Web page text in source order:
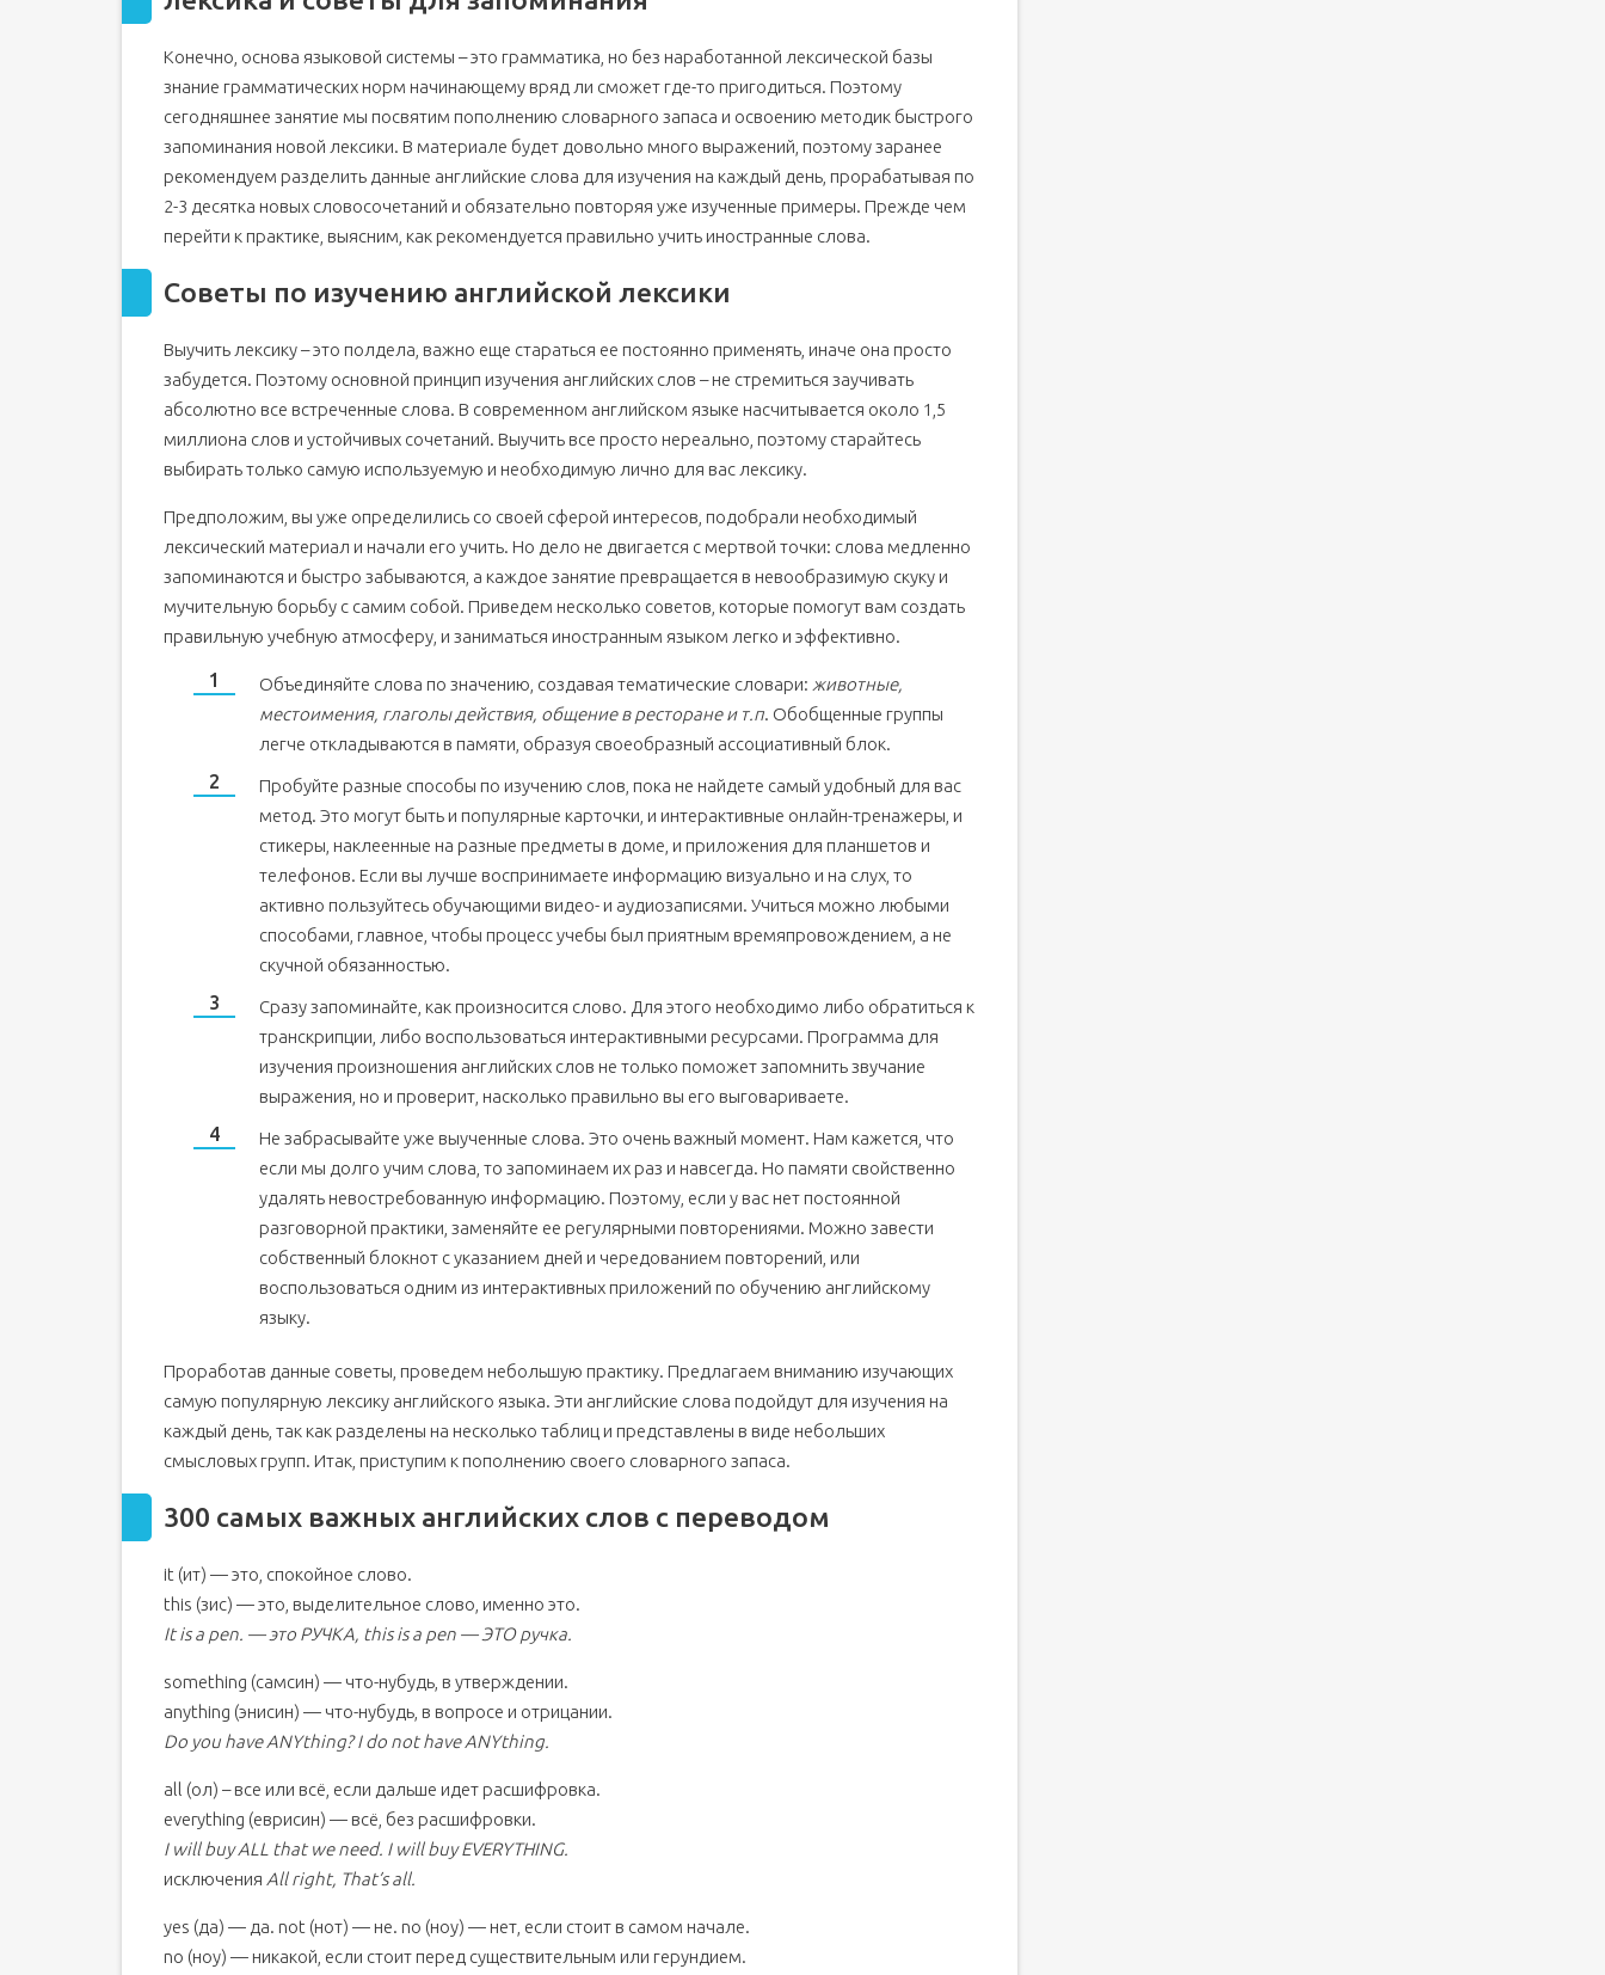
2. Действия и направления — 43 слова
Конечно, основа языковой системы – это грамматика, но без наработанной лексической базы
знание грамматических норм начинающему вряд ли сможет где-то пригодиться. Поэтому
сегодняшнее занятие мы посвятим пополнению словарного запаса и освоению методик быстрого
запоминания новой лексики. В материале будет довольно много выражений, поэтому заранее
рекомендуем разделить данные английские слова для изучения на каждый день, прорабатывая по
2-3 десятка новых словосочетаний и обязательно повторяя уже изученные примеры. Прежде чем
перейти к практике, выясним, как рекомендуется правильно учить иностранные слова.
Советы по изучению английской лексики
Выучить лексику – это полдела, важно еще стараться ее постоянно применять, иначе она просто
забудется. Поэтому основной принцип изучения английских слов – не стремиться заучивать
абсолютно все встреченные слова. В современном английском языке насчитывается около 1,5
миллиона слов и устойчивых сочетаний. Выучить все просто нереально, поэтому старайтесь
выбирать только самую используемую и необходимую лично для вас лексику.
Предположим, вы уже определились со своей сферой интересов, подобрали необходимый
лексический материал и начали его учить. Но дело не двигается с мертвой точки: слова медленно
запоминаются и быстро забываются, а каждое занятие превращается в невообразимую скуку и
мучительную борьбу с самим собой. Приведем несколько советов, которые помогут вам создать
правильную учебную атмосферу, и заниматься иностранным языком легко и эффективно.
Объединяйте слова по значению, создавая тематические словари: животные,
местоимения, глаголы действия, общение в ресторане и т.п. Обобщенные группы
легче откладываются в памяти, образуя своеобразный ассоциативный блок.
Пробуйте разные способы по изучению слов, пока не найдете самый удобный для вас
метод. Это могут быть и популярные карточки, и интерактивные онлайн-тренажеры, и
стикеры, наклеенные на разные предметы в доме, и приложения для планшетов и
телефонов. Если вы лучше воспринимаете информацию визуально и на слух, то
активно пользуйтесь обучающими видео- и аудиозаписями. Учиться можно любыми
способами, главное, чтобы процесс учебы был приятным времяпровождением, а не
скучной обязанностью.
Сразу запоминайте, как произносится слово. Для этого необходимо либо обратиться к
транскрипции, либо воспользоваться интерактивными ресурсами. Программа для
изучения произношения английских слов не только поможет запомнить звучание
выражения, но и проверит, насколько правильно вы его выговариваете.
Не забрасывайте уже выученные слова. Это очень важный момент. Нам кажется, что
если мы долго учим слова, то запоминаем их раз и навсегда. Но памяти свойственно
удалять невостребованную информацию. Поэтому, если у вас нет постоянной
разговорной практики, заменяйте ее регулярными повторениями. Можно завести
собственный блокнот с указанием дней и чередованием повторений, или
воспользоваться одним из интерактивных приложений по обучению английскому
языку.
Проработав данные советы, проведем небольшую практику. Предлагаем вниманию изучающих
самую популярную лексику английского языка. Эти английские слова подойдут для изучения на
каждый день, так как разделены на несколько таблиц и представлены в виде небольших
смысловых групп. Итак, приступим к пополнению своего словарного запаса.
300 самых важных английских слов с переводом
it (ит) — это, спокойное слово.
this (зис) — это, выделительное слово, именно это.
It is a pen. — это РУЧКА, this is a pen — ЭТО ручка.
something (самсин) — что-нубудь, в утверждении.
anything (энисин) — что-нубудь, в вопросе и отрицании.
Do you have ANYthing? I do not have ANYthing.
all (ол) – все или всё, если дальше идет расшифровка.
everything (еврисин) — всё, без расшифровки.
I will buy ALL that we need. I will buy EVERYTHING.
исключения All right, That’s all.
yes (да) — да. not (нот) — не. no (ноу) — нет, если стоит в самом начале.
no (ноу) — никакой, если стоит перед существительным или герундием.